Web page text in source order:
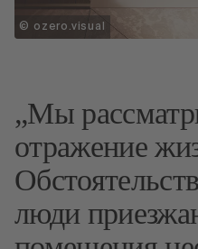
© ozero.visual
Мы
отражение
люди